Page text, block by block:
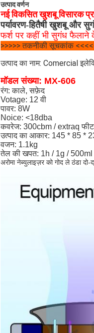
उत्पाद वर्णन
नई विकसित खुशबू विसारक
पर्यावरण-हितैषीखुशबू और सुगंध
फर्श पर कहीं भी सुगंध फैलाने
>>>>> तकनीकी सूचकांक
उत्पाद का नाम: Comercial
मॉडल संख्या: MX-606
रंग: काले, सफ़ेद
Votage: 12 वी
पावर: 8W
Noice: <18dba
कवरेज: 300cbm / extraq फीट
उत्पाद का आकार: 145 * 85 *
वजन: 1.1kg
तेल की खपत: 1h / 1g / 500ml
अरोमा नेब्युलाइज़र को गोद ले ठंडा दो-